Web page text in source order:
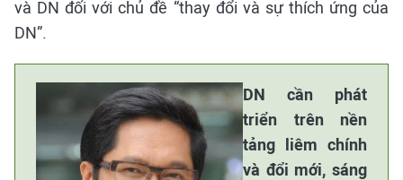
và DN đối với chủ đề “thay đổi và sự thích ứng của
DN”.
DN cần phát
triển trên nền
tảng liêm chính
và đổi mới, sáng